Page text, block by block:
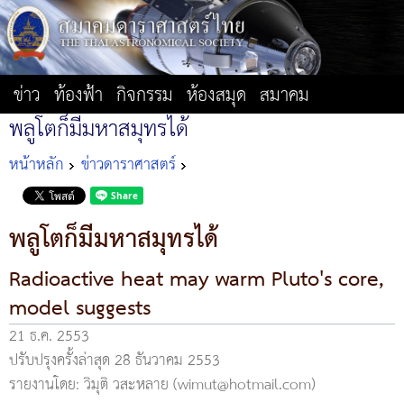
ข่าว ท้องฟ้า กิจกรรม ห้องสมุด สมาคม
พลูโตก็มีมหาสมุทรได้
หน้าหลัก ข่าวดาราศาสตร์
พลูโตก็มีมหาสมุทรได้
Radioactive heat may warm Pluto's core,
model suggests
21 ธ.ค. 2553
ปรับปรุงครั้งล่าสุด 28 ธันวาคม 2553
รายงานโดย: วิมุติ วสะหลาย (wimut@hotmail.com)